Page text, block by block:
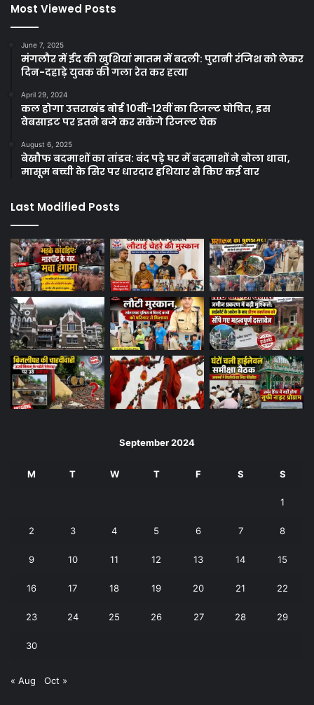
Most Viewed Posts
June 7, 2025
मंगलौर में ईद की खुशियां मातम में बदली: पुरानी रंजिश को लेकर
दिन-दहाड़े युवक की गला रेत कर हत्या
April 29, 2024
कल होगा उत्तराखंड बोर्ड 10वीं-12वीं का रिजल्ट घोषित, इस
वेबसाइट पर इतने बजे कर सकेंगे रिजल्ट चेक
August 6, 2025
बेखौफ बदमाशों का तांडव: बंद पड़े घर में बदमाशों ने बोला धावा,
मासूम बच्ची के सिर पर धारदार हथियार से किए कई वार
Last Modified Posts
September 2024
M T W T F S S
1
2 3 4 5 6 7 8
9 10 11 12 13 14 15
16 17 18 19 20 21 22
23 24 25 26 27 28 29
30
« Aug Oct »